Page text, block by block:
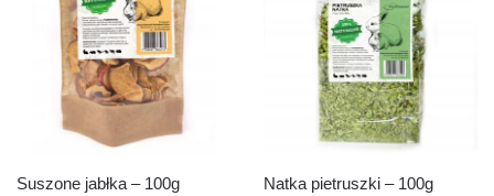
Suszone jabłka – 100g Natka pietruszki – 100g